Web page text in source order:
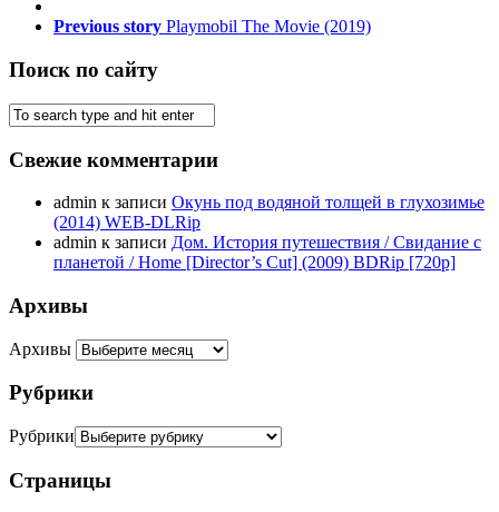
Previous story Playmobil The Movie (2019)
Поиск по сайту
Свежие комментарии
admin к записи Окунь под водяной толщей в глухозимье
(2014) WEB-DLRip
admin к записи Дом. История путешествия / Свидание с
планетой / Home [Director’s Cut] (2009) BDRip [720p]
Архивы
Архивы
Рубрики
Рубрики
Страницы